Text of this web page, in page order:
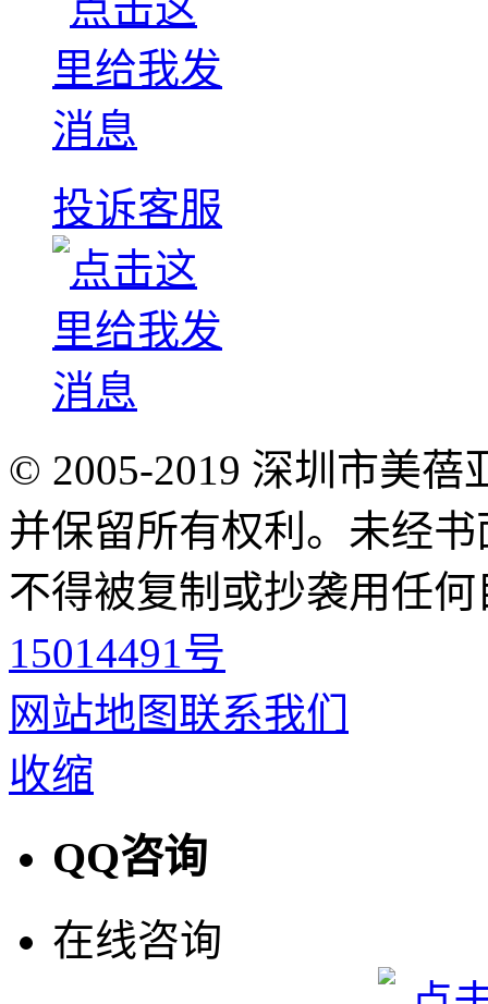
投诉客服
© 2005-2019 深圳市美
并保留所有权利。未经
不得被复制或抄袭用任
15014491号
网站地图联系我们
收缩
QQ咨询
在线咨询